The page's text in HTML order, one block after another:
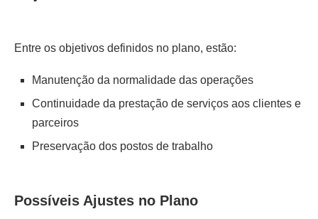
Entre os objetivos definidos no plano, estão:
Manutenção da normalidade das operações
Continuidade da prestação de serviços aos clientes e
parceiros
Preservação dos postos de trabalho
Possíveis Ajustes no Plano